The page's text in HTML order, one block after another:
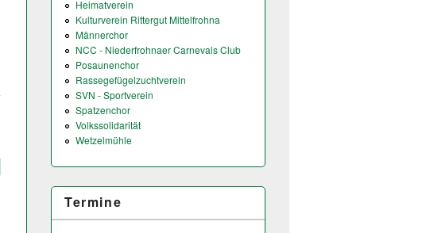
Heimatverein
Kulturverein Rittergut Mittelfrohna
Männerchor
NCC - Niederfrohnaer Carnevals Club
Posaunenchor
Rassegefügelzuchtverein
SVN - Sportverein
Spatzenchor
Volkssolidarität
Wetzelmühle
Termine